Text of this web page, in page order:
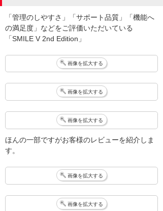
「管理のしやすさ」「サポート品質」「機能へ
の満足度」などをご評価いただいている
「SMILE V 2nd Edition」
画像を拡大する
画像を拡大する
画像を拡大する
ほんの一部ですがお客様のレビューを紹介しま
す。
画像を拡大する
画像を拡大する